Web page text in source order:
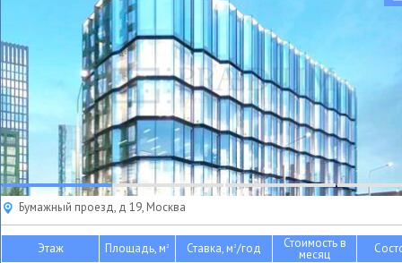
Бумажный проезд, д 19, Москва
Этаж Площадь, м2 Ставка, м2/год Стоимость в
месяц